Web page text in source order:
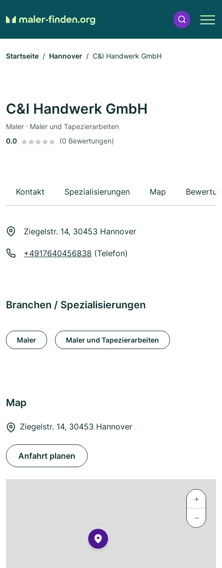
Startseite Hannover C&I Handwerk GmbH
C&I Handwerk GmbH
Maler · Maler und Tapezierarbeiten
0.0
(0 Bewertungen)
Kontakt Spezialisierungen Map
Ziegelstr. 14, 30453 Hannover
+4917640456838 (Telefon)
Branchen / Spezialisierungen
Maler Maler und Tapezierarbeiten
Map
Ziegelstr. 14, 30453 Hannover
Anfahrt planen
+
−